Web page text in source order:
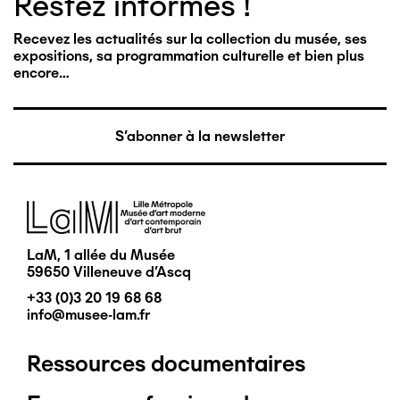
Recevez les actualités sur la collection du musée, ses
expositions, sa programmation culturelle et bien plus
encore…
S'abonner à la newsletter
Image
LaM, 1 allée du Musée
59650 Villeneuve d'Ascq
+33 (0)3 20 19 68 68
info@musee-lam.fr
Pied
Ressources documentaires